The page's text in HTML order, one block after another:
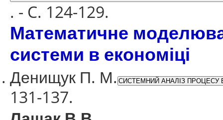
. - C. 124-129.
Математичне
системи в економіці
Денищук П. М. СИСТЕМНИЙ АНАЛІЗ ПРОЦЕСУ
131-137.